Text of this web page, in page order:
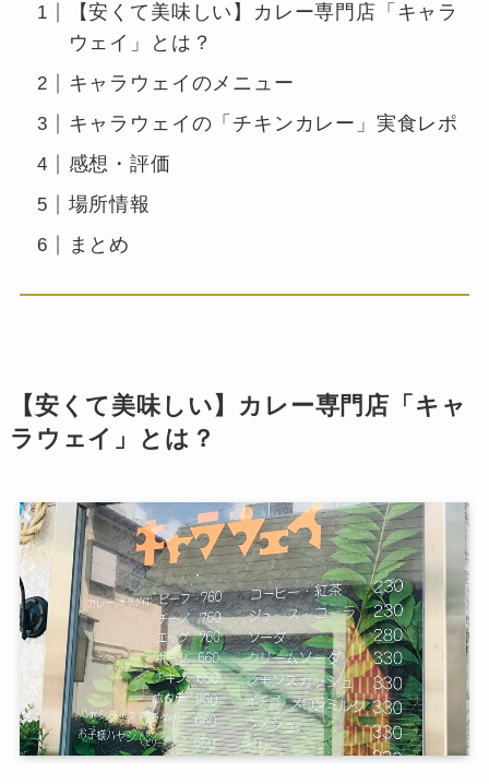
【安くて美味しい】カレー専門店「キャラ
ウェイ」とは？
キャラウェイのメニュー
キャラウェイの「チキンカレー」実食レポ
感想・評価
場所情報
まとめ
【安くて美味しい】カレー専門店「キャ
ラウェイ」とは？